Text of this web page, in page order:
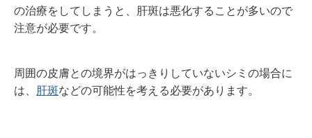
の治療をしてしまうと、肝斑は悪化することが多いので
注意が必要です。
周囲の皮膚との境界がはっきりしていないシミの場合に
は、
肝斑などの可能性を考える必要があります。